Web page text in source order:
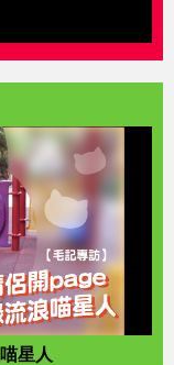
星人